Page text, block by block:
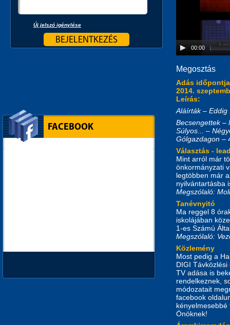
00:00
Megosztás
Adás
2014.
Leírás:
Aláírták – Eddig
Becsengettek –
Súlyos... –
Gólgazdagon –
Választás -
Mint arról már
önkormányzati
legtöbben már
nyilvántartásba
Megszólaló:
Tanévnyitó
Ma reggel 8
iskolájában
1-es Számú
Megszólaló:
Közlemény
Most pedig a
DIGI
TV adása is
rendelkeznek,
módozatait
facebook
Önöknek!
Új jelszó igénylése
FACEBOOK